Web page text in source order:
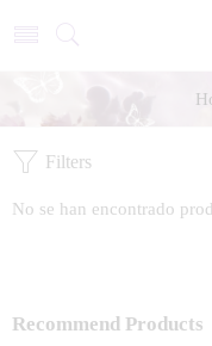
Filters
No se han encontrado
Recommend Products